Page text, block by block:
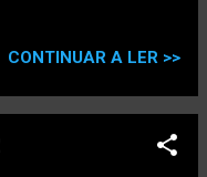
- que pós-
para impedir nova
CONTINUAR A LER >>